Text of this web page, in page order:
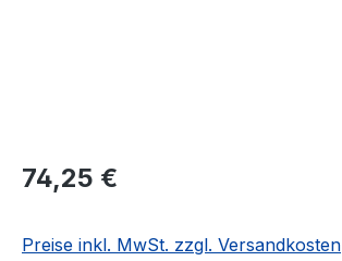
Regulärer Preis:
74,25 €
Preise inkl. MwSt. zzgl. Versandkosten